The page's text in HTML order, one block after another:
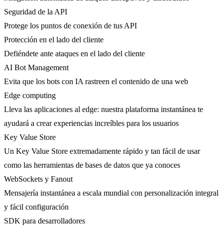
Seguridad de la API
Protege los puntos de conexión de tus API
Protección en el lado del cliente
Defiéndete ante ataques en el lado del cliente
AI Bot Management
Evita que los bots con IA rastreen el contenido de una web
Edge computing
Lleva las aplicaciones al edge: nuestra plataforma instantánea te
ayudará a crear experiencias increíbles para los usuarios
Key Value Store
Un Key Value Store extremadamente rápido y tan fácil de usar
como las herramientas de bases de datos que ya conoces
WebSockets y Fanout
Mensajería instantánea a escala mundial con personalización integral
y fácil configuración
SDK para desarrolladores